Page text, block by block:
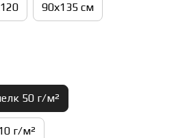
90х135 см
50 г/м²
г/м²